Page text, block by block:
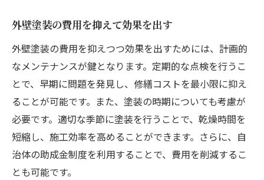
外壁塗装の費用を抑えて効果を出す
外壁塗装の費用を抑えつつ効果を出すためには、計画的
なメンテナンスが鍵となります。定期的な点検を行うこ
とで、早期に問題を発見し、修繕コストを最小限に抑え
ることが可能です。また、塗装の時期についても考慮が
必要です。適切な季節に塗装を行うことで、乾燥時間を
短縮し、施工効率を高めることができます。さらに、自
治体の助成金制度を利用することで、費用を削減するこ
とも可能です。